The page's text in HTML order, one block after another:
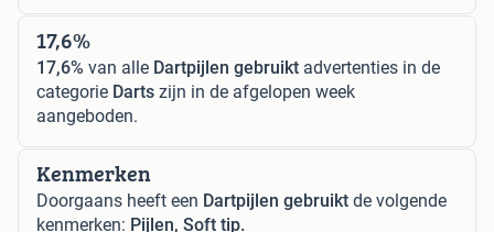
17,6%
17,6% van alle Dartpijlen gebruikt advertenties in de
categorie Darts zijn in de afgelopen week
aangeboden.
Kenmerken
Doorgaans heeft een Dartpijlen gebruikt de volgende
kenmerken: Pijlen, Soft tip.